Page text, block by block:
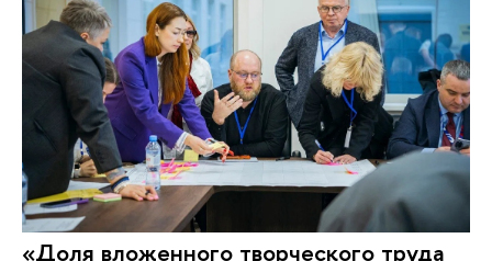
«Доля вложенного творческого труда